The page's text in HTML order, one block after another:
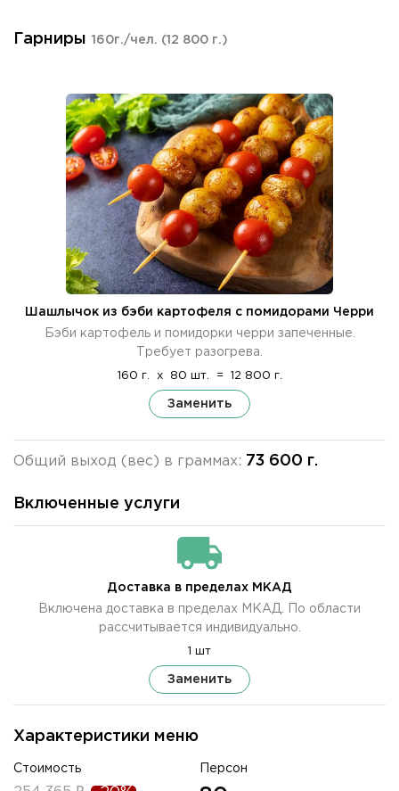
Характеристики меню
Стоимость Персон
Гарниры 160г./чел. (12 800 г.)
Шашлычок из бэби картофеля с помидорами Черри
Бэби картофель и помидорки черри запеченные.
Требует разогрева.
160 г. x 80 шт. = 12 800 г.
Заменить
Общий выход (вес) в граммах: 73 600 г.
Включенные услуги
Доставка в пределах МКАД
Включена доставка в пределах МКАД. По области
рассчитывается индивидуально.
1 шт
Заменить